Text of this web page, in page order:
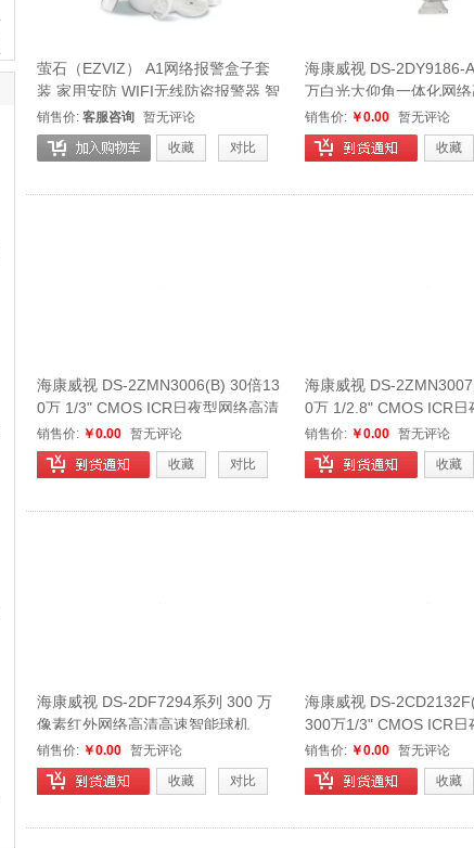
萤石（EZVIZ） A1网络报警盒子套
装 家用安防 WIFI无线防盗报警器 智
能家居 海康威视旗下品牌
销售价: 客服咨询 暂无评论
收藏
对比
海康威视 DS-2DY9186-
万白光大仰角一体化网
像机
销售价: ￥0.00 暂无评论
收藏
海康威视 DS-2ZMN3006(B) 30倍13
0万 1/3" CMOS ICR日夜型网络高清
机芯
销售价: ￥0.00 暂无评论
收藏
对比
海康威视 DS-
0万 1/2.8" CMOS ICR日
清机芯
销售价: ￥0.00 暂无评论
收藏
海康威视 DS-2DF7294系列 300 万
像素红外网络高清高速智能球机
销售价: ￥0.00 暂无评论
收藏
对比
海康威视 DS-
300万1/3" CMOS ICR日
络摄像机
销售价: ￥0.00 暂无评论
收藏